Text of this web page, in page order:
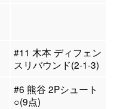
#11 木本 ディフェン
スリバウンド(2-1-3)
#6 熊谷 2Pシュート
○(9点)